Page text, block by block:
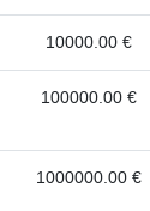
10000.00 €
100000.00 €
1000000.00 €